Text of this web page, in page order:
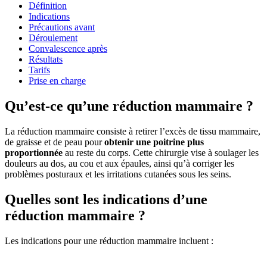
Définition
Indications
Précautions avant
Déroulement
Convalescence après
Résultats
Tarifs
Prise en charge
Qu’est-ce qu’une réduction mammaire ?
La réduction mammaire consiste à retirer l’excès de tissu mammaire,
de graisse et de peau pourobtenir une poitrine plus
proportionnée au reste du corps. Cette chirurgie vise à soulager les
douleurs au dos, au cou et aux épaules, ainsi qu’à corriger les
problèmes posturaux et les irritations cutanées sous les seins.
Quelles sont les indications d’une
réduction mammaire ?
Les indications pour une réduction mammaire incluent :